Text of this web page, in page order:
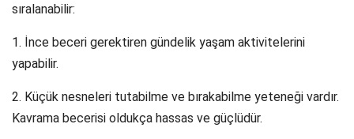
sıralanabilir:
1. İnce beceri gerektiren gündelik yaşam aktivitelerini
yapabilir.
2. Küçük nesneleri tutabilme ve bırakabilme yeteneği vardır.
Kavrama becerisi oldukça hassas ve güçlüdür.